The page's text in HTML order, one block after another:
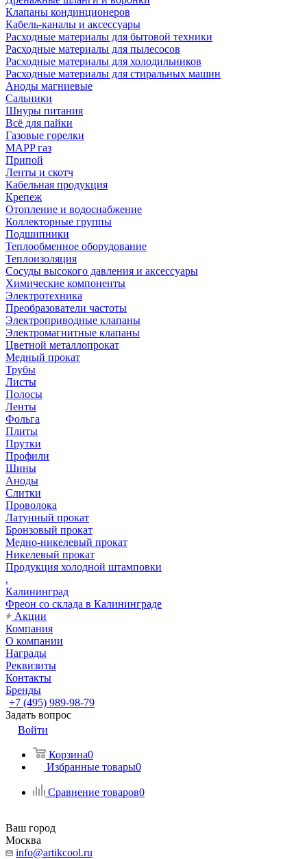
Клапаны кондинционеров
Кабель-каналы и аксессуары
Расходные материалы для бытовой техники
Расходные материалы для пылесосов
Расходные материалы для холодильников
Расходные материалы для стиральных машин
Аноды магниевые
Сальники
Шнуры питания
Всё для пайки
Газовые горелки
MAPP газ
Припой
Ленты и скотч
Кабельная продукция
Крепеж
Отопление и водоснабжение
Коллекторные группы
Подшипники
Теплообменное оборудование
Теплоизоляция
Сосуды высокого давления и аксессуары
Химические компоненты
Электротехника
Преобразователи частоты
Электроприводные клапаны
Электромагнитные клапаны
Цветной металлопрокат
Медный прокат
Трубы
Листы
Полосы
Ленты
Фольга
Плиты
Прутки
Профили
Шины
Аноды
Слитки
Проволока
Латунный прокат
Бронзовый прокат
Медно-никелевый прокат
Никелевый прокат
Продукция холодной штамповки
.
Калининград
Фреон со склада в Калининграде
Акции
Компания
О компании
Награды
Реквизиты
Контакты
Бренды
+7 (495) 989-98-79
Задать вопрос
Войти
Корзина0
Избранные товары0
Сравнение товаров0
Ваш город
Москва
info@artikcool.ru